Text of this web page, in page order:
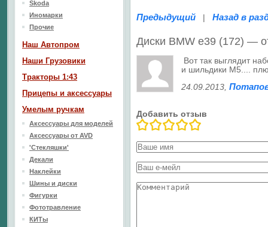
Предыдущий | Назад в
Диски BMW e39 (172) —
Вот так выглядит
и шильдики M5....
24.09.2013
Добавить отзыв
Škoda
Иномарки
Прочие
Наш Aвтопром
Наши Грузовики
Тракторы 1:43
Прицепы и аксессуары
Умелым ручкам
Аксессуары для моделей
Аксессуары от AVD
'Стекляшки'
Декали
Наклейки
Шины и диски
Фигурки
Фототравление
КИТы